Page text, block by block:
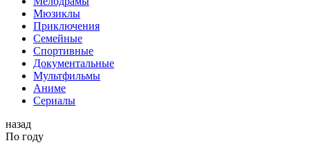
Мюзиклы
Приключения
Семейные
Спортивные
Документальные
Мультфильмы
Аниме
Сериалы
назад
По году